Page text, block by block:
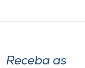
A+
Receba as